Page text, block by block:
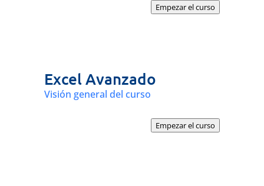
Empezar el curso
Excel Avanzado
Visión general del curso
Empezar el curso